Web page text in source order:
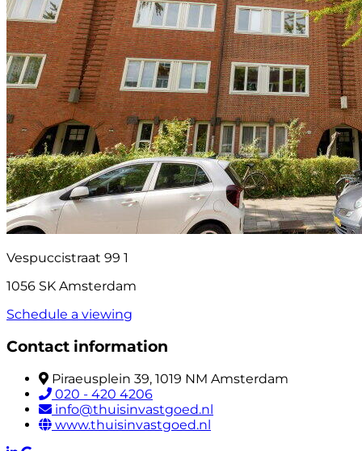
Vespuccistraat 99 1
1056 SK Amsterdam
Schedule a viewing
Contact information
Piraeusplein 39, 1019 NM Amsterdam
020 - 420 4206
info@thuisinvastgoed.nl
www.thuisinvastgoed.nl